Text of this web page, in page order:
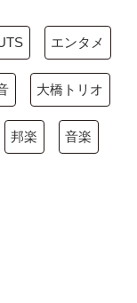
エンタメ
大橋トリオ
邦楽 音楽